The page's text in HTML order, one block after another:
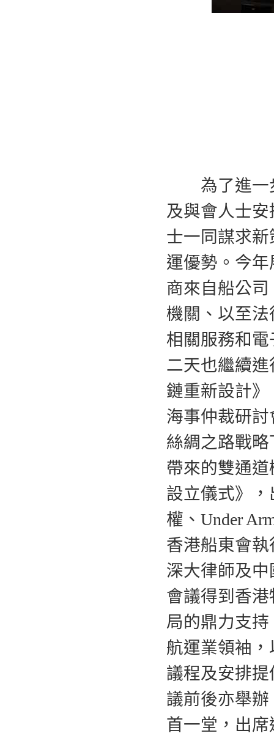
為了進一步
及與會人士
士一同謀求
運優勢。今
商來自船公
機關、以至
相關服務和
二天也繼續
鏈重新設計
海事仲裁研
絲綢之路戰
帶來的雙通
設立儀式》
權、Under
香港船東會
深大律師及
會議得到香
局的鼎力支
航運業領袖
議程及安排
議前後亦舉
首一堂，出